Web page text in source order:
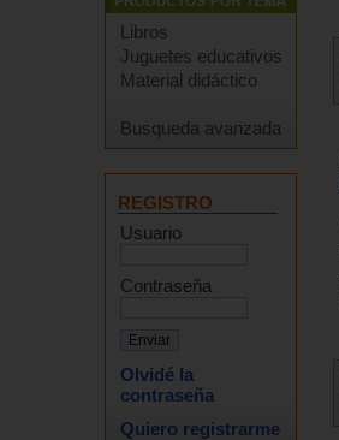
Libros
Juguetes educativos
Material didáctico
Busqueda avanzada
REGISTRO
Usuario
Contraseña
Olvidé la
contraseña
Quiero registrarme